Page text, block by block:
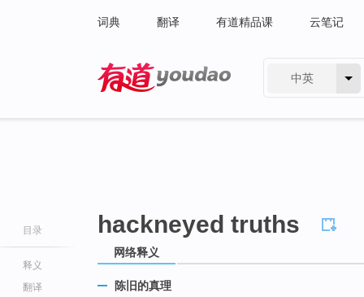
词典 翻译 有道精品课 云笔记
中英
目录
释义
翻译
hackneyed truths
网络释义
陈旧的真理